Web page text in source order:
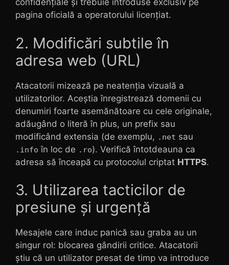
confidențiale și trebuie introduse exclusiv pe
pagina oficială a operatorului licențiat.
2. Modificări subtile în
adresa web (URL)
Atacatorii mizează pe neatenția vizuală a
utilizatorilor. Aceștia înregistrează domenii cu
denumiri foarte asemănătoare cu cele originale,
adăugând o literă în plus, un prefix sau
modificând extensia (de exemplu, .net sau
.info în loc de .ro). Verifică întotdeauna ca
adresa să înceapă cu protocolul criptat HTTPS.
3. Utilizarea tacticilor de
presiune și urgență
Mesajele care induc panică sau graba au un
singur rol: blocarea gândirii critice. Atacatorii
știu că un utilizator presat de timp va introduce